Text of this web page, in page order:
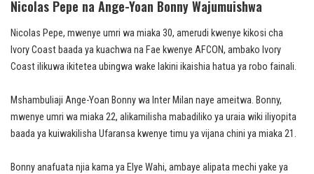
Nicolas Pepe na Ange-Yoan Bonny Wajumuishwa
Nicolas Pepe, mwenye umri wa miaka 30, amerudi kwenye kikosi cha
Ivory Coast baada ya kuachwa na Fae kwenye AFCON, ambako Ivory
Coast ilikuwa ikitetea ubingwa wake lakini ikaishia hatua ya robo fainali.
Mshambuliaji Ange-Yoan Bonny wa Inter Milan naye ameitwa. Bonny,
mwenye umri wa miaka 22, alikamilisha mabadiliko ya uraia wiki iliyopita
baada ya kuiwakilisha Ufaransa kwenye timu ya vijana chini ya miaka 21.
Bonny anafuata njia kama ya Elye Wahi, ambaye alipata mechi yake ya